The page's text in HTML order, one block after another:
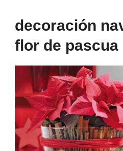
decoración
flor de pascua